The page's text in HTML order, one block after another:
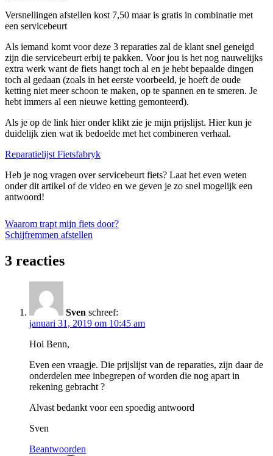
Versnellingen afstellen kost 7,50 maar is gratis in combinatie met
een servicebeurt
Als iemand komt voor deze 3 reparaties zal de klant snel geneigd
zijn die servicebeurt erbij te pakken. Voor jou is het nog nauwelijks
extra werk want de fiets hangt toch al en je hebt bepaalde dingen
toch al gedaan (zoals in het eerste voorbeeld, je hoeft de oude
ketting niet meer schoon te maken, op te spannen en te smeren. Je
hebt immers al een nieuwe ketting gemonteerd).
Als je op de link hier onder klikt zie je mijn prijslijst. Hier kun je
duidelijk zien wat ik bedoelde met het combineren verhaal.
Reparatielijst Fietsfabryk
Heb je nog vragen over servicebeurt fiets? Laat het even weten
onder dit artikel of de video en we geven je zo snel mogelijk een
antwoord!
Bericht
navigatie
Vorige
bericht:
Waarom trapt mijn fiets door?
Volgende
Schijfremmen afstellen
3 reacties
Sven schreef:
januari 31, 2019 om 10:45 am
Hoi Benn,
Even een vraagje. Die prijslijst van de reparaties, zijn daar de
onderdelen mee inbegrepen of worden die nog apart in
rekening gebracht ?
Alvast bedankt voor een spoedig antwoord
Sven
Beantwoorden